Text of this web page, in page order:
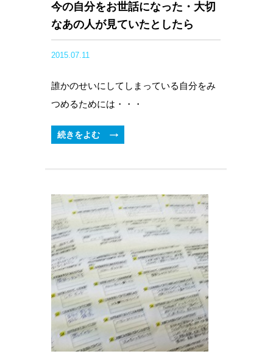
今の自分をお世話になった・大切
なあの人が見ていたとしたら
2015.07.11
誰かのせいにしてしまっている自分をみ
つめるためには・・・
続きをよむ